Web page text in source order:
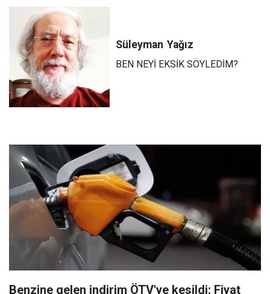
Süleyman Yağız
BEN NEYİ EKSİK SÖYLEDİM?
Benzine gelen indirim ÖTV'ye kesildi: Fiyat